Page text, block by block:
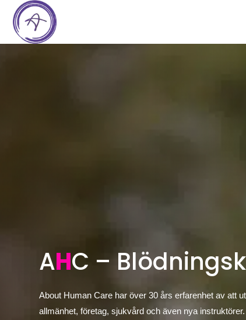
AHC –
About Human Care har över 30 års erfarenhet av att
allmänhet, företag, sjukvård och även nya instruktörer.